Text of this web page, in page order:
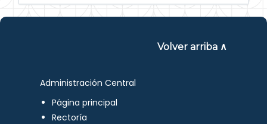
Volver arriba ∧
Administración Central
Página principal
Rectoría